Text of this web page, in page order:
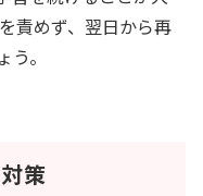
責めず、翌日から再
。
策